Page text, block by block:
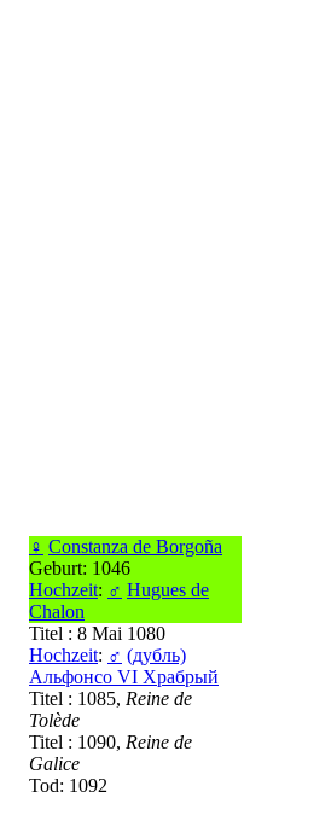
♀ Constanza de Borgoña
Geburt: 1046
Hochzeit: ♂ Hugues de
Chalon
Titel : 8 Mai 1080
Hochzeit: ♂ (дубль)
Альфонсо VI Храбрый
Titel : 1085, Reine de
Tolède
Titel : 1090, Reine de
Galice
Tod: 1092